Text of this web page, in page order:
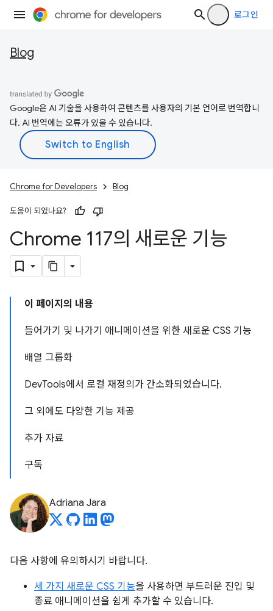
로그인
Blog
Google은 AI 기술을 사용하여 콘텐츠를 사용자의 기본 언어로 번역합니
다. AI 번역에는 오류가 있을 수 있습니다.
Chrome for Developers Blog
도움이 되었나요?
Chrome 117의 새로운 기능
이 페이지의 내용
들어가기 및 나가기 애니메이션을 위한 새로운 CSS 기능
배열 그룹화
DevTools에서 로컬 재정의가 간소화되었습니다.
그 외에도 다양한 기능 제공
추가 자료
구독
Adriana Jara
다음 사항에 유의하시기 바랍니다.
세 가지 새로운 CSS 기능을 사용하면 부드러운 진입 및
종료 애니메이션을 쉽게 추가할 수 있습니다.